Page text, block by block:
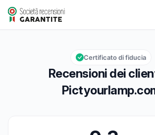
Pictyourlamp.com
Valutazione globale: 9,3 su 10
9,3/10
Recensioni dei
Certificato di fiducia